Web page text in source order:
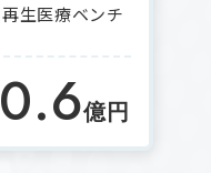
生医療ベンチ
億円